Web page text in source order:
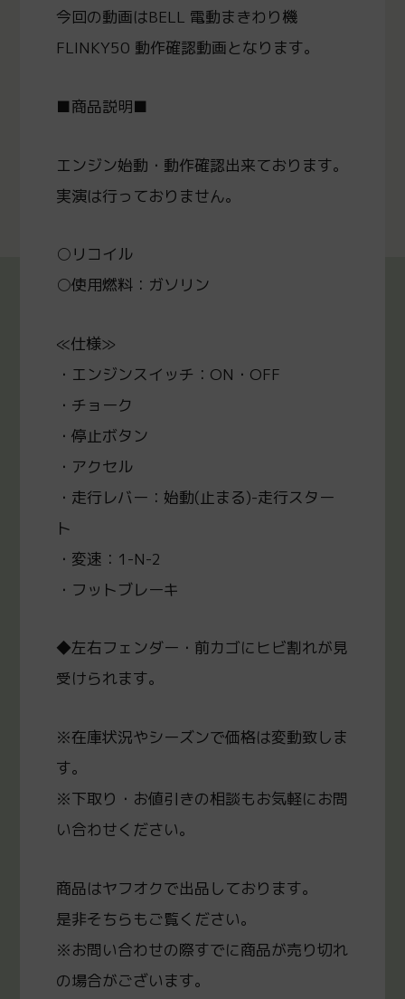
今回の動画はBELL 電動まきわり機
FLINKY50 動作確認動画となります。
■商品説明■
エンジン始動・動作確認出来ております。
実演は行っておりません。
○リコイル
○使用燃料：ガソリン
≪仕様≫
・エンジンスイッチ：ON・OFF
・チョーク
・停止ボタン
・アクセル
・走行レバー：始動(止まる)-走行スター
ト
・変速：1-N-2
・フットブレーキ
◆左右フェンダー・前カゴにヒビ割れが見
受けられます。
※在庫状況やシーズンで価格は変動致しま
す。
※下取り・お値引きの相談もお気軽にお問
い合わせください。
商品はヤフオクで出品しております。
是非そちらもご覧ください。
※お問い合わせの際すでに商品が売り切れ
の場合がございます。